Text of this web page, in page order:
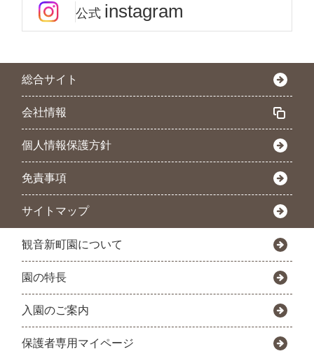
公式 instagram
総合サイト
会社情報
個人情報保護方針
免責事項
サイトマップ
観音新町園について
園の特長
入園のご案内
保護者専用マイページ